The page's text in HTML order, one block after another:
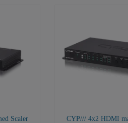
Scaler
CYP/// 4x2 HDMI